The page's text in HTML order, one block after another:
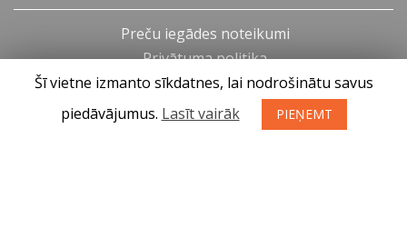
Preču iegādes noteikumi
Privātuma politika
Atteikuma tiesības
Šī vietne izmanto sīkdatnes, lai nodrošinātu savus
piedāvājumus. Lasīt vairāk PIEŅEMT